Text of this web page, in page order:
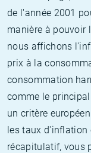
de l'année 2001
manière à pouvoir
nous affichons
prix à la
consommation
comme le
un critère
les taux d'inflation
récapitulatif, vous